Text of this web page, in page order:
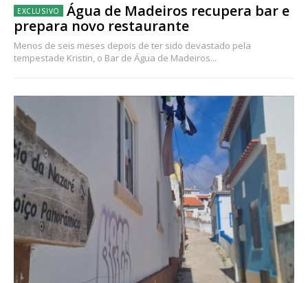
Água de Madeiros recupera bar e
prepara novo restaurante
Menos de seis meses depois de ter sido devastado pela
tempestade Kristin, o Bar de Água de Madeiros...